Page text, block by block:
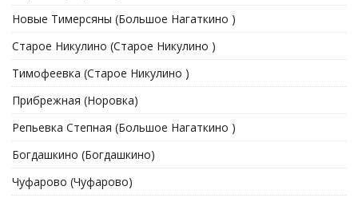
Новые Тимерсяны (Большое Нагаткино )
Старое Никулино (Старое Никулино )
Тимофеевка (Старое Никулино )
Прибрежная (Норовка)
Репьевка Степная (Большое Нагаткино )
Богдашкино (Богдашкино)
Чуфарово (Чуфарово)